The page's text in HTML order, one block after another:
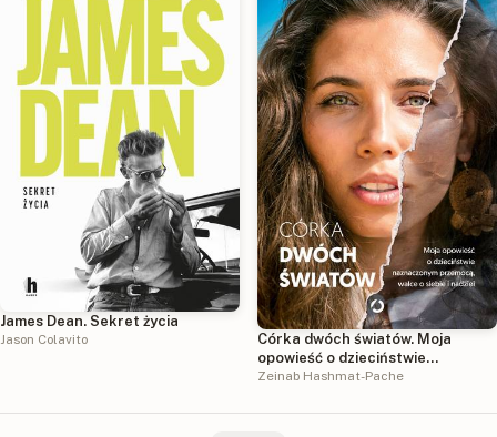
James Dean. Sekret życia
Jason Colavito
Córka dwóch światów. Moja
opowieść o dzieciństwie
naznaczonym przemocą, walce o
Zeinab Hashmat-Pache